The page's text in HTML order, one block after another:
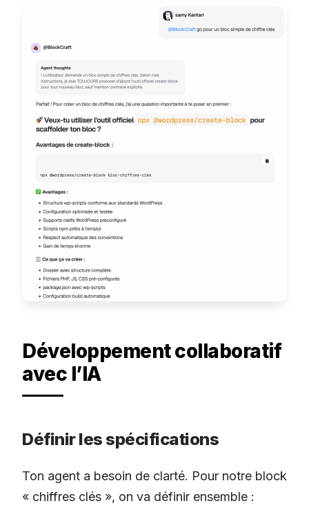
Développement collaboratif
avec l’IA
Définir les spécifications
Ton agent a besoin de clarté. Pour notre block
« chiffres clés », on va définir ensemble :